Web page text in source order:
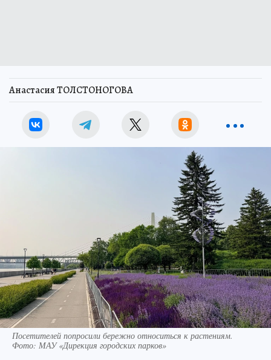
Анастасия ТОЛСТОНОГОВА
Посетителей попросили бережно относиться к растениям.
Фото: МАУ «Дирекция городских парков»